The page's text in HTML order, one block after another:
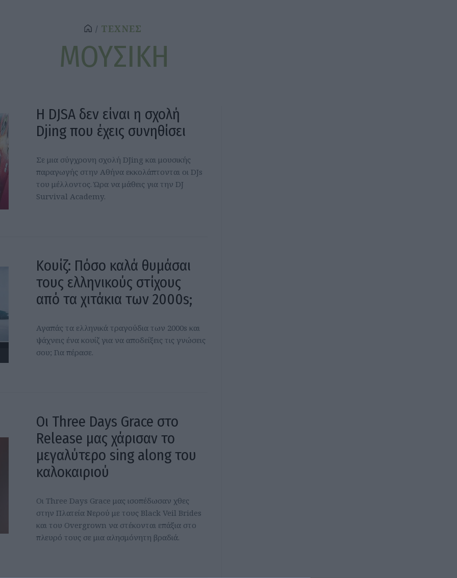
ΤΕΧΝΕΣ
ΜΟΥΣΙΚΗ
Η DJSA δεν είναι η σχολή
Djing που έχεις συνηθίσει
Σε μια σύγχρονη σχολή DJing και μουσικής
παραγωγής στην Αθήνα εκκολάπτονται οι DJs
του μέλλοντος. Ώρα να μάθεις για την DJ
Survival Academy.
Κουίζ: Πόσο καλά θυμάσαι
τους ελληνικούς στίχους
από τα χιτάκια των 2000s;
Αγαπάς τα ελληνικά τραγούδια των 2000s και
ψάχνεις ένα κουίζ για να αποδείξεις τις γνώσεις
σου; Για πέρασε.
Οι Three Days Grace στο
Release μας χάρισαν το
μεγαλύτερο sing along του
καλοκαιριού
Οι Three Days Grace μας ισοπέδωσαν χθες
στην Πλατεία Νερού με τους Black Veil Brides
και του Overgrown να στέκονται επάξια στο
πλευρό τους σε μια αλησμόνητη βραδιά.